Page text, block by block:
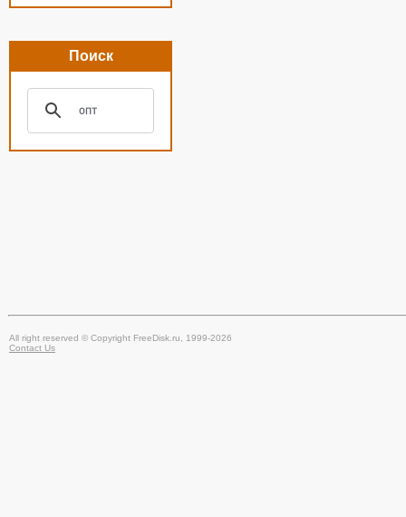
Поиск
All right reserved © Copyright FreeDisk.ru, 1999-2026
Contact Us